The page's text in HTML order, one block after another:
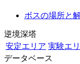
ボスの場所と
逆境深塔
安定エリア 実験エ
データベース